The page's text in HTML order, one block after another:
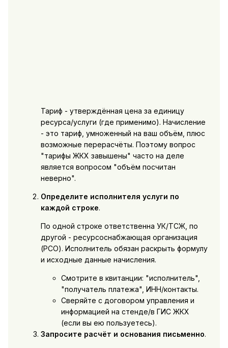
Тариф - утверждённая цена за единицу
ресурса/услуги (где применимо). Начисление
- это тариф, умноженный на ваш объём, плюс
возможные перерасчёты. Поэтому вопрос
"тарифы ЖКХ завышены" часто на деле
является вопросом "объём посчитан
неверно".
Определите исполнителя услуги по
каждой строке.
По одной строке ответственна УК/ТСЖ, по
другой - ресурсоснабжающая организация
(РСО). Исполнитель обязан раскрыть формулу
и исходные данные начисления.
Смотрите в квитанции: "исполнитель",
"получатель платежа", ИНН/контакты.
Сверяйте с договором управления и
информацией на стенде/в ГИС ЖКХ
(если вы ею пользуетесь).
Запросите расчёт и основания письменно.